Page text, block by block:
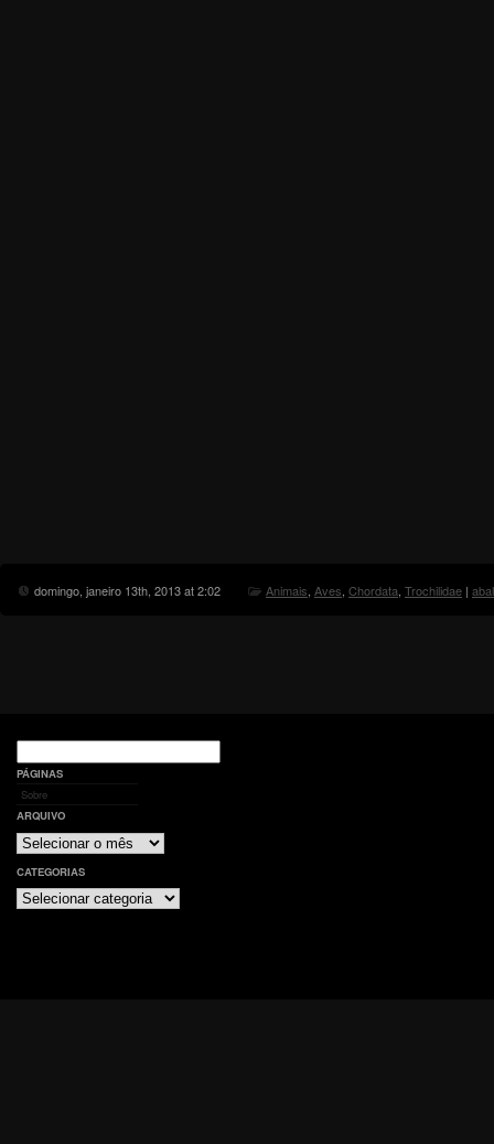
domingo, janeiro 13th, 2013 at 2:02 Animais Aves Chordata Trochilidae |
por:
PÁGINAS
Sobre
ARQUIVO
Arquivo
CATEGORIAS
Categorias